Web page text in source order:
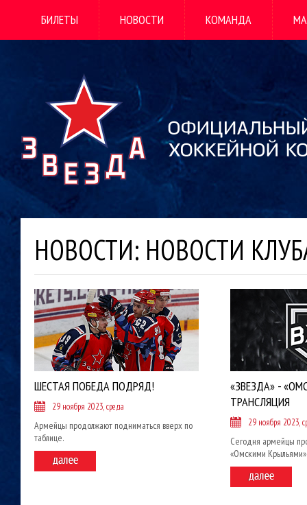
БИЛЕТЫ НОВОСТИ КОМАНДА
НОВОСТИ: НОВОСТИ
ШЕСТАЯ ПОБЕДА ПОДРЯД!
29 ноября 2023, среда
Армейцы продолжают подниматься вверх по
таблице.
«ЗВЕЗДА» -
ТРАНСЛЯЦИЯ
29 ноября 2023,
Сегодня армейцы
«Омскими